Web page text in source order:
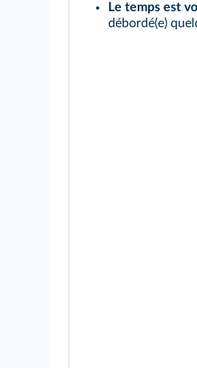
Le temps est
débordé(e)